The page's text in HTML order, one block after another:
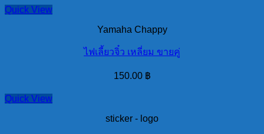
Quick View
Yamaha Chappy
ไฟเลี้ยวจิ๋ว เหลี่ยม ขายคู่
150.00 ฿
Quick View
sticker - logo